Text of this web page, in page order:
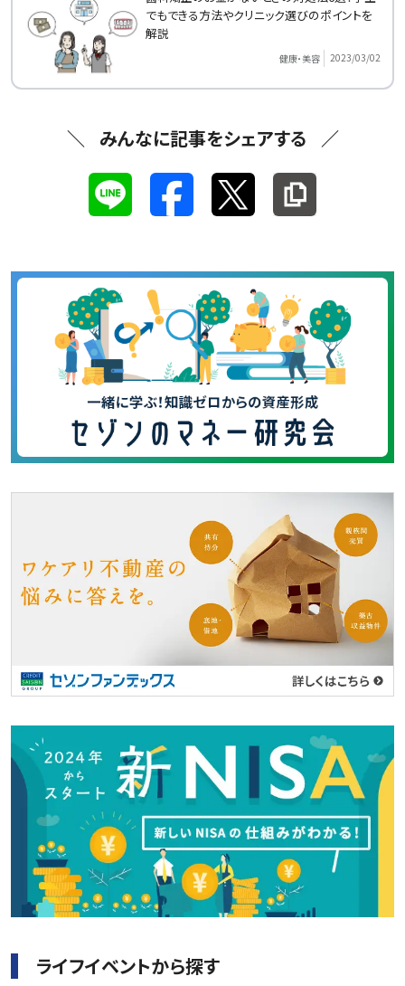
でもできる方法やクリニック選びのポイントを
解説
健康・美容 2023/03/02
みんなに記事をシェアする
ライフイベントから探す